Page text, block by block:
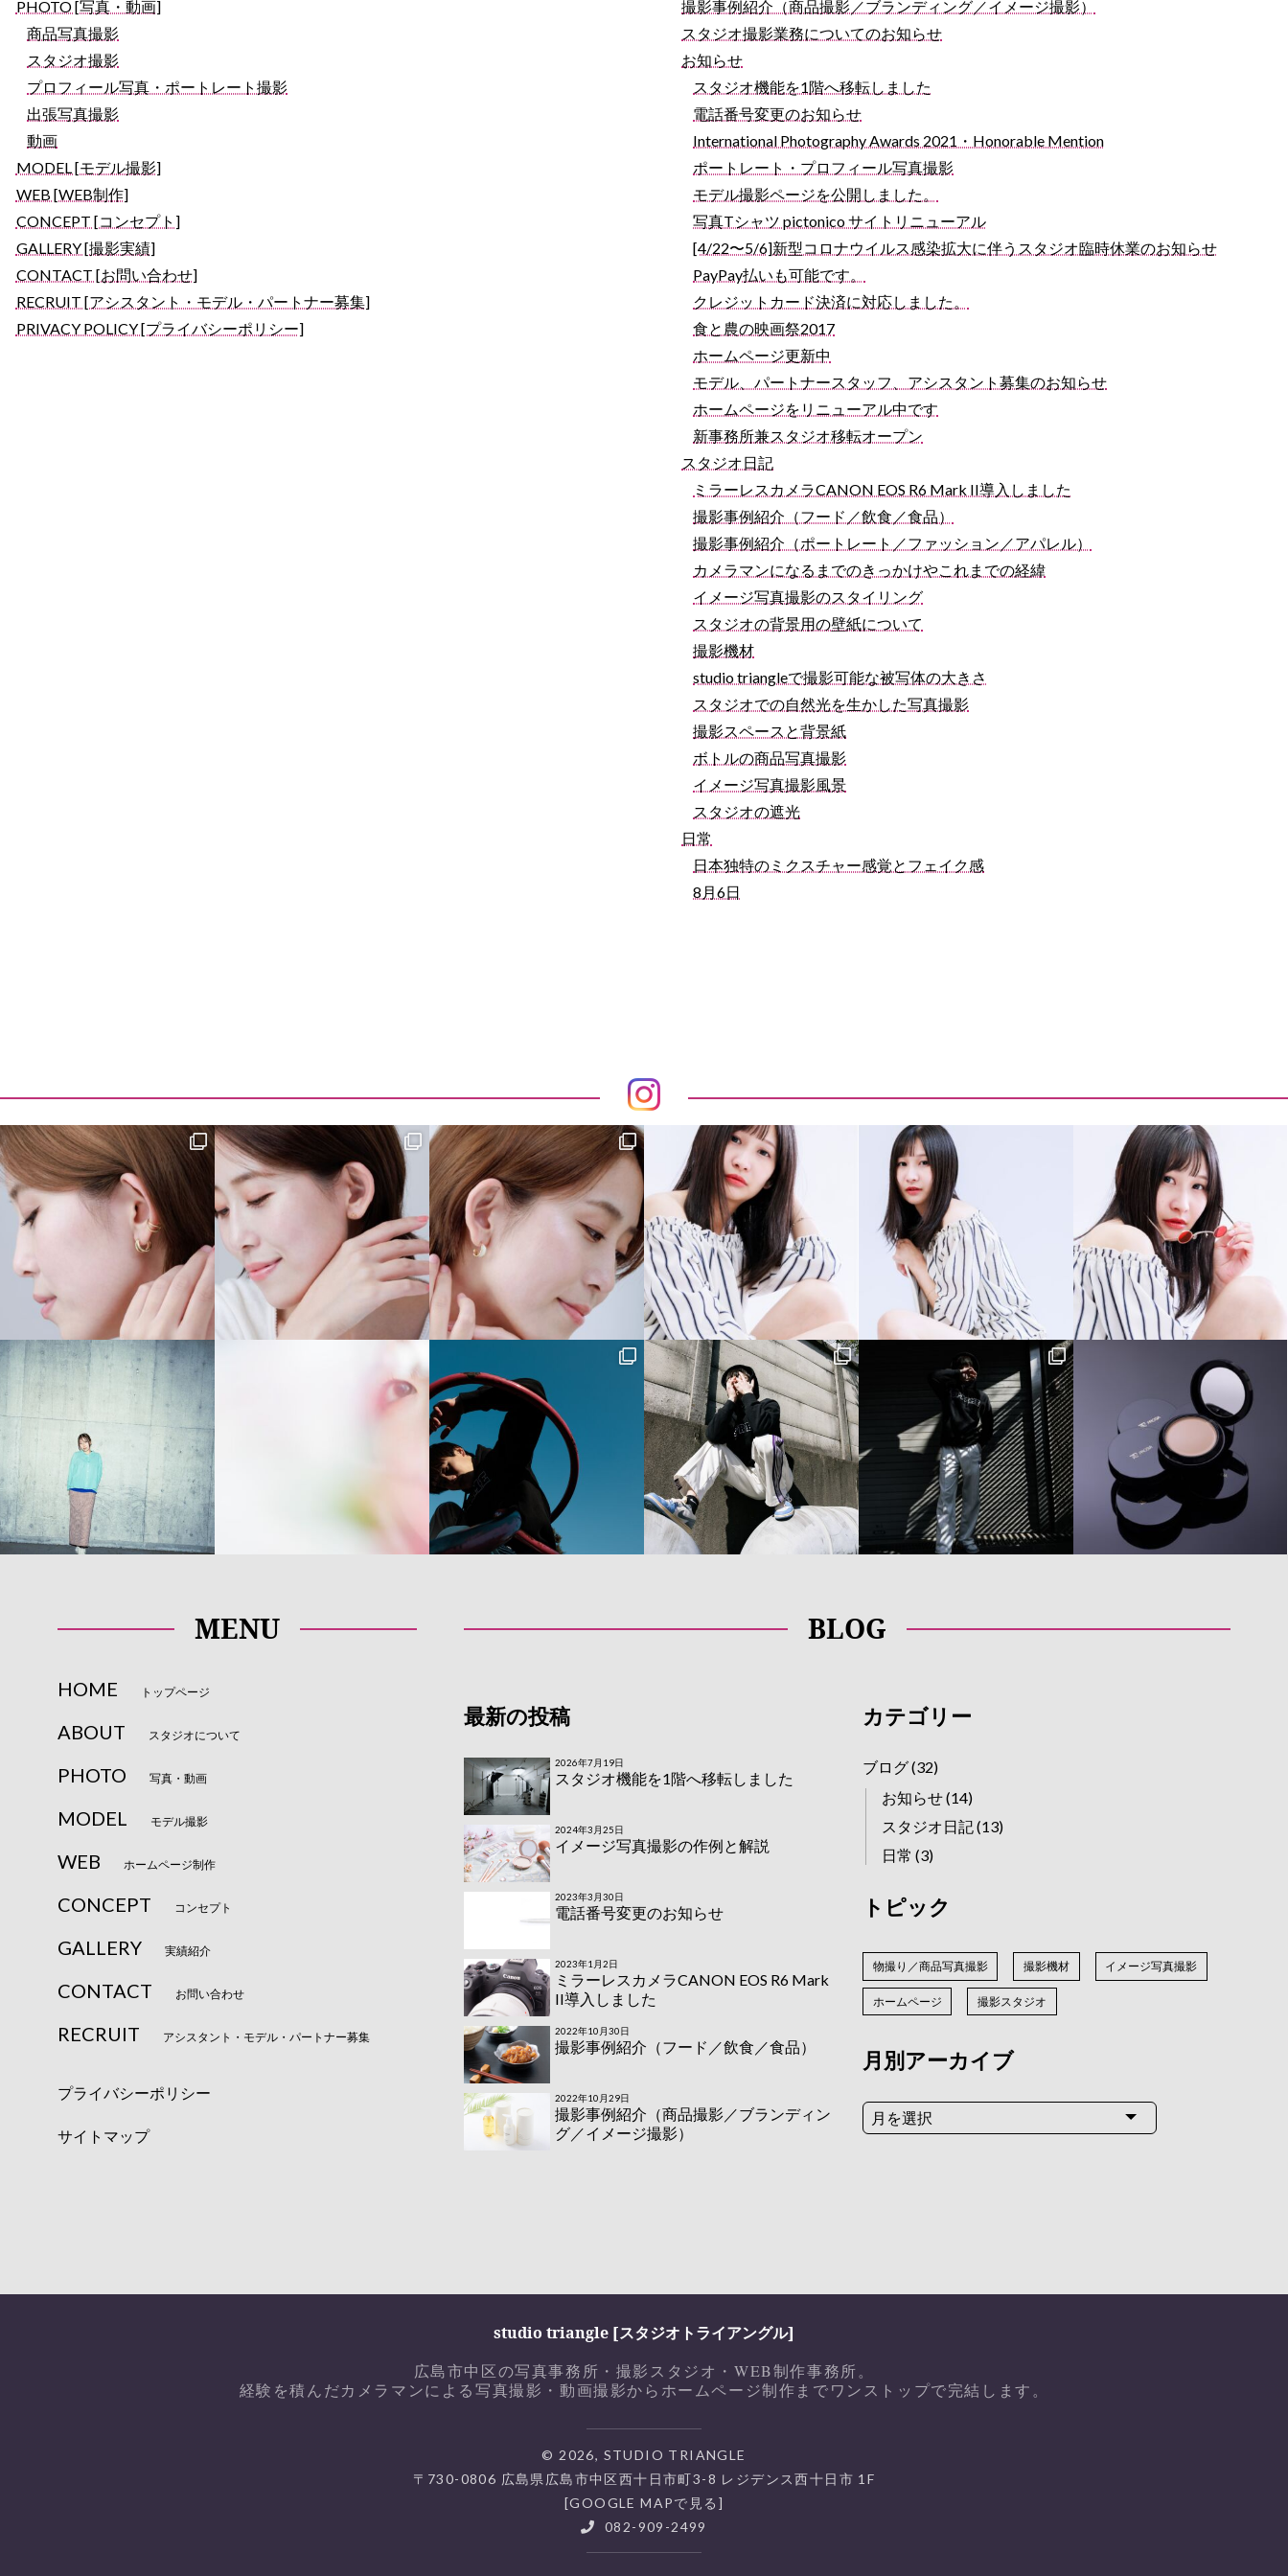
PHOTO [写真・動画]
商品写真撮影
スタジオ撮影
プロフィール写真・ポートレート撮影
出張写真撮影
動画
MODEL [モデル撮影]
WEB [WEB制作]
CONCEPT [コンセプト]
GALLERY [撮影実績]
CONTACT [お問い合わせ]
RECRUIT [アシスタント・モデル・パートナー募集]
PRIVACY POLICY [プライバシーポリシー]
撮影事例紹介（商品撮影／ブランディング／イメージ撮影）
スタジオ撮影業務についてのお知らせ
お知らせ
スタジオ機能を1階へ移転しました
電話番号変更のお知らせ
International Photography Awards 2021・Honorable Mention
ポートレート・プロフィール写真撮影
モデル撮影ページを公開しました。
写真Tシャツ pictonico サイトリニューアル
[4/22〜5/6]新型コロナウイルス感染拡大に伴うスタジオ臨時休業のお知らせ
PayPay払いも可能です。
クレジットカード決済に対応しました。
食と農の映画祭2017
ホームページ更新中
モデル、パートナースタッフ、アシスタント募集のお知らせ
ホームページをリニューアル中です
新事務所兼スタジオ移転オープン
スタジオ日記
ミラーレスカメラCANON EOS R6 Mark II導入しました
撮影事例紹介（フード／飲食／食品）
撮影事例紹介（ポートレート／ファッション／アパレル）
カメラマンになるまでのきっかけやこれまでの経緯
イメージ写真撮影のスタイリング
スタジオの背景用の壁紙について
撮影機材
studio triangleで撮影可能な被写体の大きさ
スタジオでの自然光を生かした写真撮影
撮影スペースと背景紙
ボトルの商品写真撮影
イメージ写真撮影風景
スタジオの遮光
日常
日本独特のミクスチャー感覚とフェイク感
8月6日
MENU
HOME トップページ
ABOUT スタジオについて
PHOTO 写真・動画
MODEL モデル撮影
WEB ホームページ制作
CONCEPT コンセプト
GALLERY 実績紹介
CONTACT お問い合わせ
RECRUIT アシスタント・モデル・パートナー募集
プライバシーポリシー
サイトマップ
BLOG
最新の投稿
2026年7月19日
スタジオ機能を1階へ移転しました
2024年3月25日
イメージ写真撮影の作例と解説
2023年3月30日
電話番号変更のお知らせ
2023年1月2日
ミラーレスカメラCANON EOS R6 Mark
II導入しました
2022年10月30日
撮影事例紹介（フード／飲食／食品）
2022年10月29日
撮影事例紹介（商品撮影／ブランディン
グ／イメージ撮影）
カテゴリー
ブログ(32)
お知らせ(14)
スタジオ日記 (13)
日常 (3)
トピック
物撮り／商品写真撮影 撮影機材 イメージ写真撮影
ホームページ 撮影スタジオ
月別アーカイブ
studio triangle [スタジオトライアングル]
広島市中区の写真事務所・撮影スタジオ・WEB制作事務所。
経験を積んだカメラマンによる写真撮影・動画撮影からホームページ制作までワンストップで完結します。
© 2026, STUDIO TRIANGLE
〒730-0806 広島県広島市中区西十日市町3-8 レジデンス西十日市 1F
[GOOGLE MAPで見る]
082-909-2499